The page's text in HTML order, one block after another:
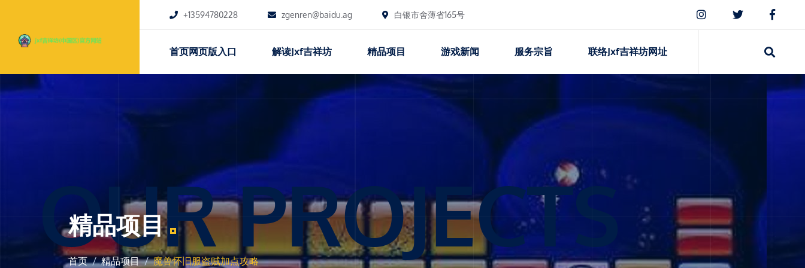
+13594780228 zgenren@baidu.ag 白银市舍薄省165号
首页网页版入口 解读jxf吉祥坊 精品项目 游戏新闻 服务宗旨 联络jxf吉祥坊网址
OUR PROJECTS
精品项目
首页 精品项目 魔兽怀旧服盗贼加点攻略